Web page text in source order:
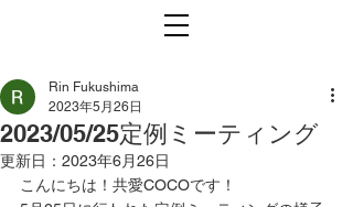
2023/05/25定例ミーティング
Rin Fukushima
2023年5月26日
更新日： 2023年6月26日
こんにちは！共愛COCOです！